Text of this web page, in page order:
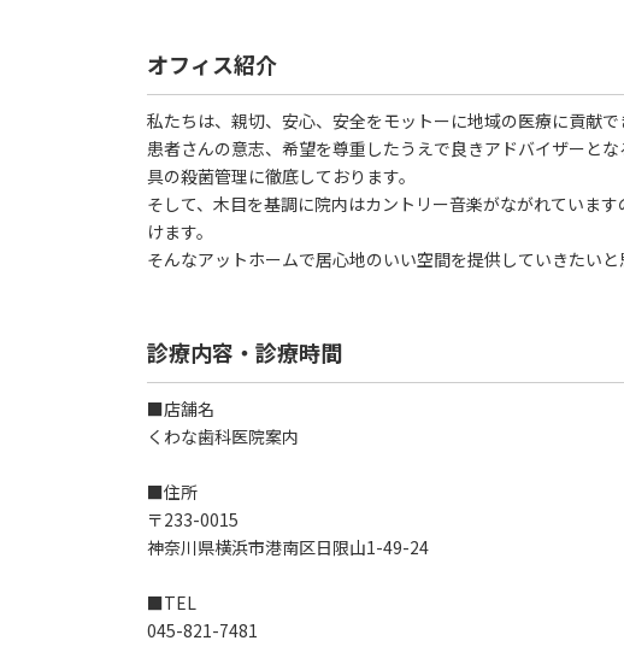
オフィス紹介
私たちは、親切、安心、安全をモットーに地域の医療に貢献で
患者さんの意志、希望を尊重したうえで良きアドバイザーと
具の殺菌管理に徹底しております。
そして、木目を基調に院内はカントリー音楽がながれていま
けます。
そんなアットホームで居心地のいい空間を提供していきたいと
診療内容・診療時間
■店舗名
くわな歯科医院案内
■住所
〒233-0015
神奈川県横浜市港南区日限山1-49-24
■TEL
045-821-7481